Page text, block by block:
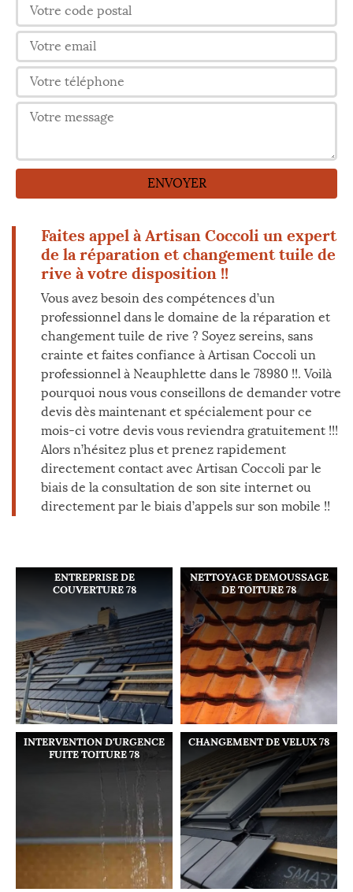
Faites appel à Artisan Coccoli un expert
de la réparation et changement tuile de
rive à votre disposition !!
Vous avez besoin des compétences d’un
professionnel dans le domaine de la réparation et
changement tuile de rive ? Soyez sereins, sans
crainte et faites confiance à Artisan Coccoli un
professionnel à Neauphlette dans le 78980 !!. Voilà
pourquoi nous vous conseillons de demander votre
devis dès maintenant et spécialement pour ce
mois-ci votre devis vous reviendra gratuitement !!!
Alors n’hésitez plus et prenez rapidement
directement contact avec Artisan Coccoli par le
biais de la consultation de son site internet ou
directement par le biais d’appels sur son mobile !!
ENTREPRISE DE
COUVERTURE 78
NETTOYAGE DEMOUSSAGE
DE TOITURE 78
INTERVENTION D'URGENCE
FUITE TOITURE 78
CHANGEMENT DE VELUX 78